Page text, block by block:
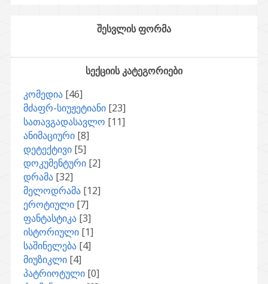
შესვლის ფორმა
სექციის კატეგორიები
კომედია [46]
მძაფრ-სიუჟეტიანი [23]
სათავგადასავლო [11]
ანიმაციური [8]
დეტექტივი [5]
დოკუმენტური [2]
დრამა [32]
მელოდრამა [12]
ეროტიული [7]
ფანტასტიკა [3]
ისტორიული [1]
საშინელება [4]
მიუზიკლი [4]
პატრიოტული [0]